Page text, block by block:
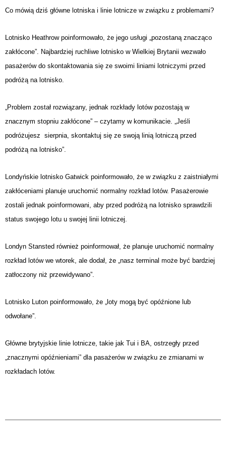
Co mówią dziś główne lotniska i linie lotnicze w związku z problemami?
Lotnisko Heathrow poinformowało, że jego usługi „pozostaną znacząco
zakłócone”. Najbardziej ruchliwe lotnisko w Wielkiej Brytanii wezwało
pasażerów do skontaktowania się ze swoimi liniami lotniczymi przed
podróżą na lotnisko.
„Problem został rozwiązany, jednak rozkłady lotów pozostają w
znacznym stopniu zakłócone” – czytamy w komunikacie. „Jeśli
podróżujesz sierpnia, skontaktuj się ze swoją linią lotniczą przed
podróżą na lotnisko”.
Londyńskie lotnisko Gatwick poinformowało, że w związku z zaistniałymi
zakłóceniami planuje uruchomić normalny rozkład lotów. Pasażerowie
zostali jednak poinformowani, aby przed podróżą na lotnisko sprawdzili
status swojego lotu u swojej linii lotniczej.
Londyn Stansted również poinformował, że planuje uruchomić normalny
rozkład lotów we wtorek, ale dodał, że „nasz terminal może być bardziej
zatłoczony niż przewidywano”.
Lotnisko Luton poinformowało, że „loty mogą być opóźnione lub
odwołane”.
Główne brytyjskie linie lotnicze, takie jak Tui i BA, ostrzegły przed
„znacznymi opóźnieniami” dla pasażerów w związku ze zmianami w
rozkładach lotów.